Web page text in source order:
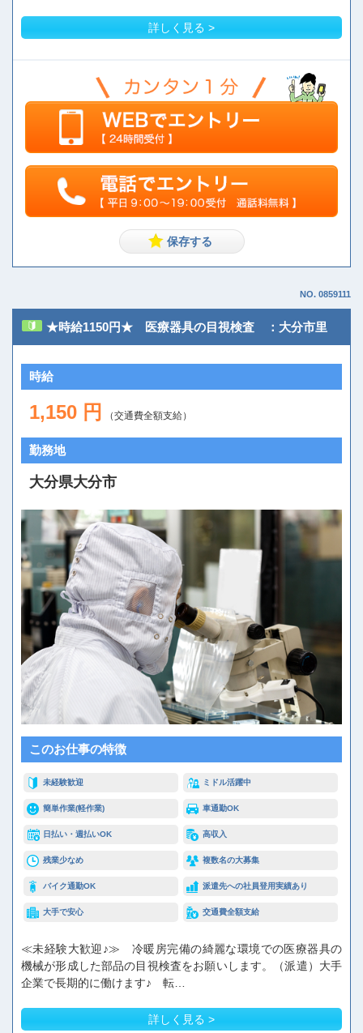
詳しく見る >
NO. 0859111
★時給1150円★ 医療器具の目視検査 ：大分市里
時給
1,150 円 （交通費全額支給）
勤務地
大分県大分市
このお仕事の特徴
未経験歓迎 ミドル活躍中
簡単作業(軽作業) 車通勤OK
日払い・週払いOK 高収入
残業少なめ 複数名の大募集
バイク通勤OK 派遣先への社員登用実績あり
大手で安心 交通費全額支給
≪未経験大歓迎♪≫ 冷暖房完備の綺麗な環境での医療器具の
機械が形成した部品の目視検査をお願いします。（派遣）大手
企業で長期的に働けます♪ 転…
詳しく見る >